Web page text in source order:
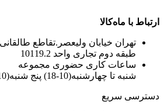
ارتباط با ماه‌کالا
تهران خیابان ولیعصر.تقاطع
طبقه دوم تجاری واحد 10119.2
ساعات کاری حضوری مجموعه
شنبه تا چهارشنبه(10-18) پنج شنبه(10-14)
دسترسی سریع